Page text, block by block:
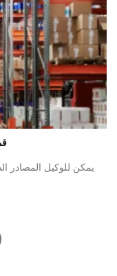
قمة 10 الصين
يمكن للوكيل المصادر